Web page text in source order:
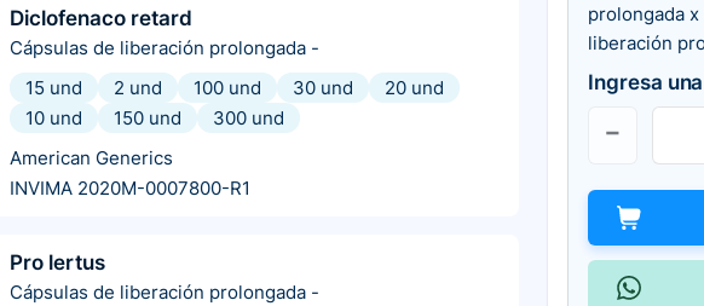
Diclofenaco retard
Cápsulas de liberación prolongada -
15 und
2 und 100 und 30 und
20 und
10 und
150 und
300 und
American Generics
INVIMA 2020M-0007800-R1
Pro lertus
Cápsulas de liberación prolongada -
prolongada
liberación
Ingresa